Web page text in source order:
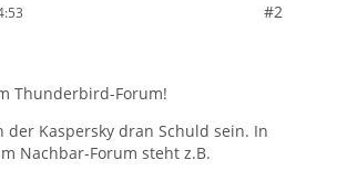
#2
Thunderbird-Forum!
Kaspersky dran Schuld sein. In
Nachbar-Forum steht z.B.